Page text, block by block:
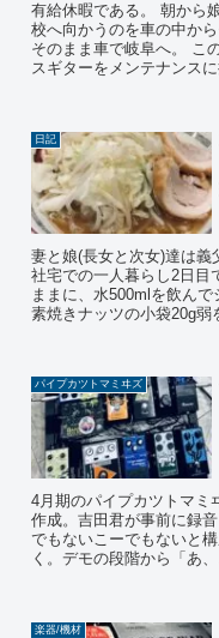
有給休暇である。 朝から
校へ向かうのを車の中か
そのまま車で岐阜へ。 こ
スギターをメンテナンス
日記
妻と娘(長女と次女)達は義
社宅での一人暮らし2日目
ままに、水500mlを飲ん
素焼きナッツの小袋20g弱
パイプカツトマミヰズ
4月期のパイプカツトマミ
作成。吉田君が事前に録
でもないこーでもないと
く。デモの段階から「あ
楽器/機材